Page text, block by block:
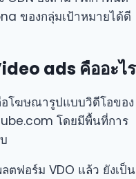
ของกลุ่มเป้าหมายได้ดี
ads คืออะไร
โฆษณารูปแบบวิดีโอของ
โดยมีพื้นที่การ
ตฟอร์ม VDO แล้ว ยังเป็น